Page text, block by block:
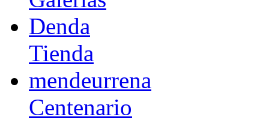
Denda
Tienda
mendeurrena
Centenario